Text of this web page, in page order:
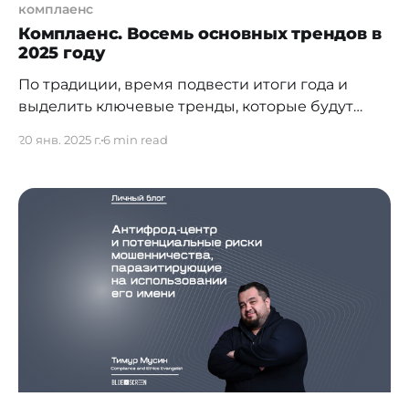
комплаенс
Комплаенс. Восемь основных трендов в
2025 году
По традиции, время подвести итоги года и
выделить ключевые тренды, которые будут
Казахстане и мире, по моему субъективному
становится неотъемлемой частью бизнес-
управления и риск-менеджмента. На фоне
усилившихся требований к системам
внутреннего контроля и управления
комплаенс-риском,
20 янв. 2025 г.6 min read